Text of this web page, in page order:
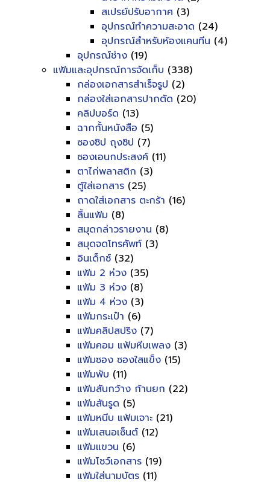
สเปรย์ปรับอากาศ (3)
อุปกรณ์ทำความสะอาด (24)
อุปกรณ์สำหรับห้องแคนทีน (4)
อุปกรณ์ช่าง (19)
แฟ้มและอุปกรณ์การจัดเก็บ (338)
กล่องเอกสารสำเร็จรูป (2)
กล่องใส่เอกสารปากตัด (20)
คลิปบอร์ด (13)
ฉากกั้นหนังสือ (5)
ซองซิป ถุงซิป (7)
ซองเอนกประสงค์ (11)
ตาไก่พลาสติก (3)
ตู้ใส่เอกสาร (25)
ถาดใส่เอกสาร ตะกร้า (16)
ลิ้นแฟ้ม (8)
สมุดกล่าวรายงาน (8)
สมุดจดโทรศัพท์ (3)
อินเด็กซ์ (32)
แฟ้ม 2 ห่วง (35)
แฟ้ม 3 ห่วง (8)
แฟ้ม 4 ห่วง (3)
แฟ้มกระเป๋า (6)
แฟ้มคลิปสปริง (7)
แฟ้มคอม แฟ้มหีบเพลง (3)
แฟ้มซอง ซองใสแข็ง (15)
แฟ้มพับ (11)
แฟ้มสันกว้าง ก้านยก (22)
แฟ้มสันรูด (5)
แฟ้มหนีบ แฟ้มเจาะ (21)
แฟ้มเสนอเซ็นต์ (12)
แฟ้มแขวน (6)
แฟ้มโชว์เอกสาร (19)
แฟ้มใส่นามบัตร (11)